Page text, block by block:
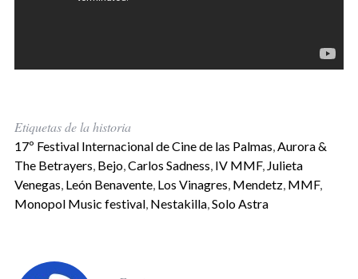
Etiquetas de la historia
17º Festival Internacional de Cine de las Palmas,Aurora &
The Betrayers, Bejo,Carlos Sadness, IV MMF, Julieta
Venegas, León Benavente, Los Vinagres, Mendetz, MMF,
Monopol Music festival, Nestakilla,Solo Astra